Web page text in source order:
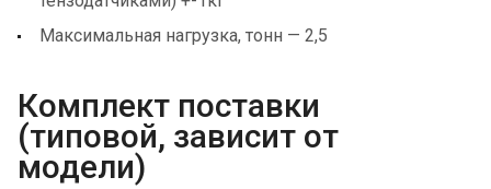
Максимальная нагрузка, тонн — 2,5
Комплект поставки
(типовой, зависит от
модели)